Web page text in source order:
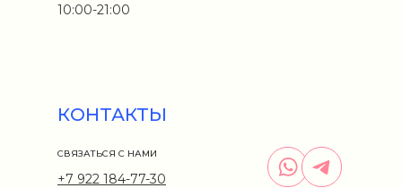
10:00-21:00
КОНТАКТЫ
+7 922 184-77-30
СВЯЗАТЬСЯ С НАМИ